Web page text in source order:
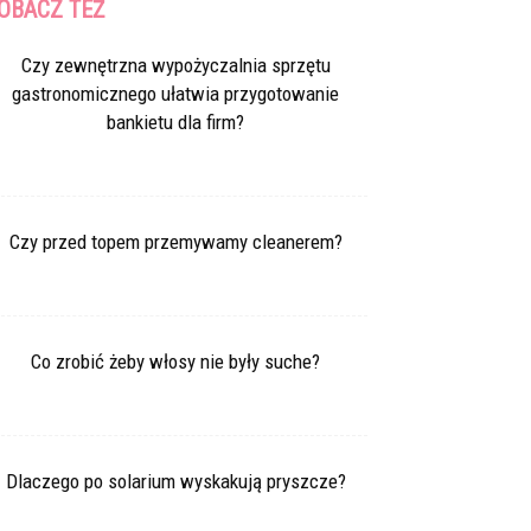
TEŻ
Czy zewnętrzna wypożyczalnia sprzętu
gastronomicznego ułatwia przygotowanie
bankietu dla firm?
Czy przed topem przemywamy cleanerem?
Co zrobić żeby włosy nie były suche?
Dlaczego po solarium wyskakują pryszcze?